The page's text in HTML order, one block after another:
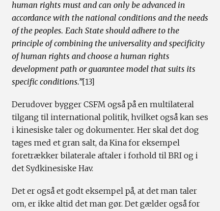
human rights must and can only be advanced in
accordance with the national conditions and the needs
of the peoples. Each State should adhere to the
principle of combining the universality and specificity
of human rights and choose a human rights
development path or guarantee model that suits its
specific conditions.”[13]
Derudover bygger CSFM også på en multilateral
tilgang til international politik, hvilket også kan ses
i kinesiske taler og dokumenter. Her skal det dog
tages med et gran salt, da Kina for eksempel
foretrækker bilaterale aftaler i forhold til BRI og i
det Sydkinesiske Hav.
Det er også et godt eksempel på, at det man taler
om, er ikke altid det man gør. Det gælder også for